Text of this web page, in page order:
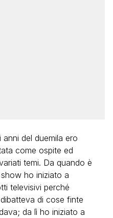
anni del duemila ero
come ospite ed
temi. Da quando è
ho iniziato a
televisivi perché
di cose finte
da lì ho iniziato a